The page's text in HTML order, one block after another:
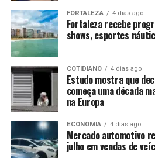
FORTALEZA 4 dias ago
Fortaleza recebe
shows, esportes
COTIDIANO 4 dias ago
Estudo mostra que
começa uma década
na Europa
ECONOMIA 4 dias ago
Mercado automotivo
julho em vendas de